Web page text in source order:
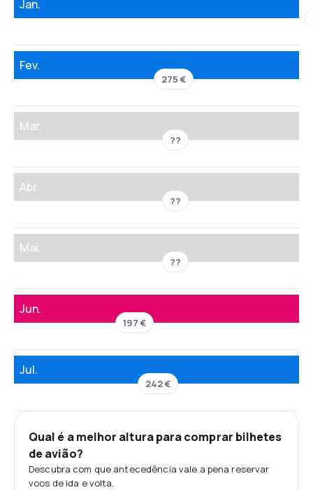
Jan.
Fev.
275 €
Mar.
??
Abr.
??
Mai.
??
Jun.
197 €
Jul.
242 €
Qual é a melhor altura para comprar bilhetes
de avião?
Descubra com que antecedência vale a pena reservar
voos de ida e volta.